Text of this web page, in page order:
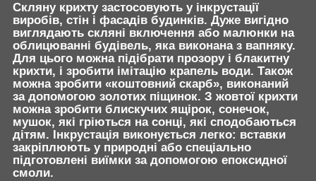
Скляну крихту застосовують у інкрустації
виробів, стін і фасадів будинків. Дуже вигідно
виглядають скляні включення або малюнки на
облицюванні будівель, яка виконана з вапняку.
Для цього можна підібрати прозору і блакитну
крихти, і зробити імітацію крапель води. Також
можна зробити «коштовний скарб», виконаний
за допомогою золотих піщинок. З жовтої крихти
можна зробити блискучих ящірок, сонечок,
мушок, які гріються на сонці, які сподобаються
дітям. Інкрустація виконується легко: вставки
закріплюють у природні або спеціально
підготовлені виїмки за допомогою епоксидної
смоли.